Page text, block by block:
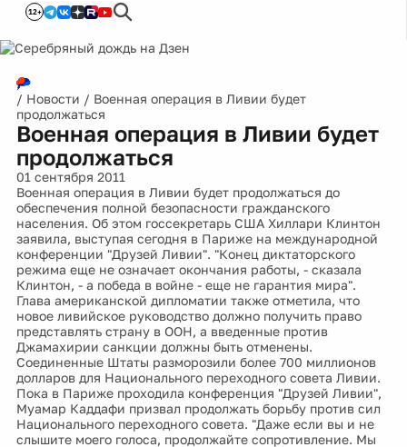
12+
/ Новости / Военная операция в Ливии будет
продолжаться
Военная операция в Ливии будет
продолжаться
01 сентября 2011
Военная операция в Ливии будет продолжаться до
обеспечения полной безопасности гражданского
населения. Об этом госсекретарь США Хиллари Клинтон
заявила, выступая сегодня в Париже на международной
конференции "Друзей Ливии". "Конец диктаторского
режима еще не означает окончания работы, - сказала
Клинтон, - а победа в войне - еще не гарантия мира".
Глава американской дипломатии также отметила, что
новое ливийское руководство должно получить право
представлять страну в ООН, а введенные против
Джамахирии санкции должны быть отменены.
Соединенные Штаты разморозили более 700 миллионов
долларов для Национального переходного совета Ливии.
Пока в Париже проходила конференция "Друзей Ливии",
Муамар Каддафи призвал продолжать борьбу против сил
Национального переходного совета. "Даже если вы и не
слышите моего голоса, продолжайте сопротивление. Мы